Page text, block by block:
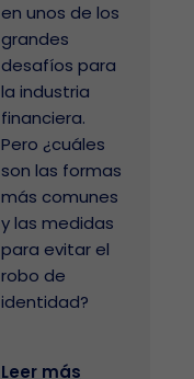
en unos de los
grandes
desafíos para
la industria
financiera.
Pero ¿cuáles
son las formas
más comunes
y las medidas
para evitar el
robo de
identidad?
Leer más